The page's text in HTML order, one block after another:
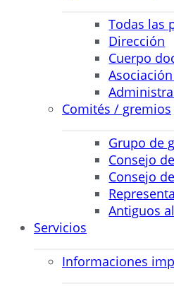
Todas las
Dirección
Cuerpo
Comités / gremios
Grupo de
Consejo
Consejo
Antiguos
Servicios
Informaciones